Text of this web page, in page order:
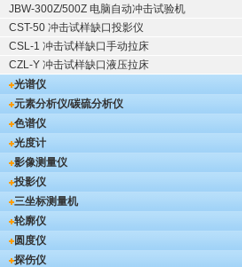
JBW-300Z/500Z 电脑自动冲击试验机
CST-50 冲击试样缺口投影仪
CSL-1 冲击试样缺口手动拉床
CZL-Y 冲击试样缺口液压拉床
光谱仪
元素分析仪/碳硫分析仪
色谱仪
光度计
影像测量仪
投影仪
三坐标测量机
轮廓仪
圆度仪
探伤仪